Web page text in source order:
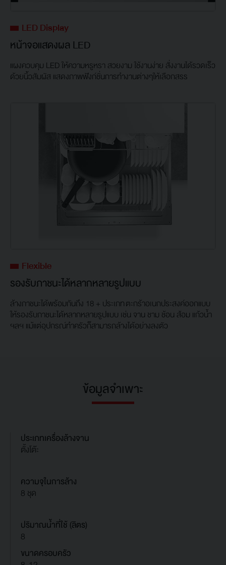
LED Display
หน้าจอแสดงผล LED
แผงควบคุม LED ให้ความหรูหรา สวยงาม ใช้งานง่าย สั่งงานได้รวดเร็ว
ด้วยนิ้วสัมผัส แสดงภาพฟังก์ชั่นการทำงานต่างๆให้เลือกสรร
Flexible
รองรับภาชนะได้หลากหลายรูปแบบ
ล้างภาชนะได้พร้อมกันถึง 18 + ประเภท ตะกร้าอเนกประสงค์ออกแบบ
ให้รองรับภาชนะได้หลากหลายรูปแบบ เช่น จาน ชาม ช้อน ส้อม แก้วน้ำ
ฯลฯ แม้แต่อุปกรณ์ทำครัวก็สามารถล้างได้อย่างลงตัว
ข้อมูลจำเพาะ
ประเภทเครื่องล้างจาน
ตั้งโต๊ะ
ความจุในการล้าง
8 ชุด
ปริมาณน้ำที่ใช้ (ลิตร)
8
ขนาดครอบครัว